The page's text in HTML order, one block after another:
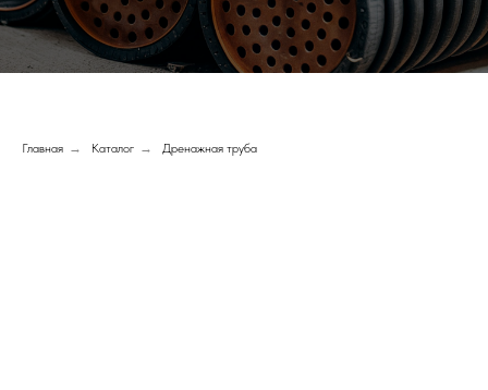
Главная → Каталог → Дренажная труба